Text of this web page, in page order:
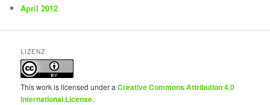
April 2012
LIZENZ
This work is licensed under aCreative Commons Attribution 4.0
International License.